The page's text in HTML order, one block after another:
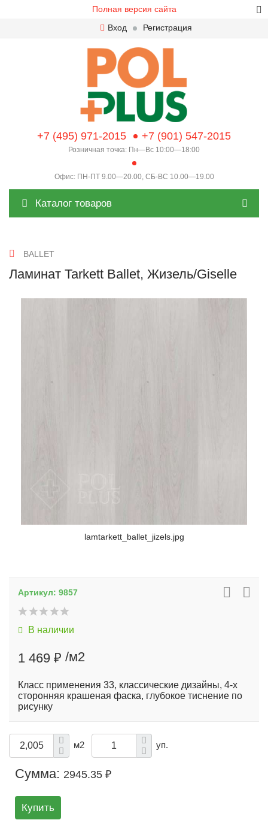
Полная версия сайта
Вход
Регистрация
+7 (495) 971-2015 +7 (901) 547-2015
Розничная точка: Пн—Вс 10:00—18:00
Офис: ПН-ПТ 9.00—20.00, СБ-ВС 10.00—19.00
Каталог товаров
BALLET
Ламинат Tarkett Ballet, Жизель/Giselle
lamtarkett_ballet_jizels.jpg
Артикул: 9857
В наличии
1 469 ₽ /м2
Класс применения 33, классические дизайны, 4-х
сторонняя крашеная фаска, глубокое тиснение по
рисунку
м2 уп.
Сумма: 2945.35 ₽
Купить